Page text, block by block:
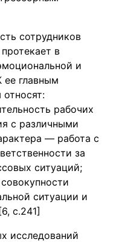
сотрудников
в
и
ее главным
рабочих
с различными
— работа с
за
ситуаций;
ситуации и
с.241]
исследований